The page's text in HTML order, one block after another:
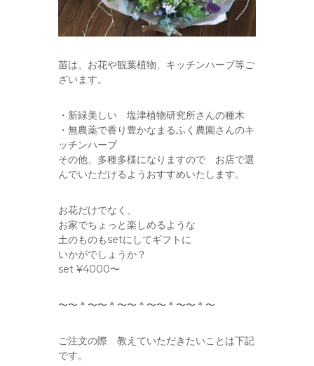
苗は、お花や観葉植物、キッチンハーブ等ご
ざいます。
・新緑美しい 塩津植物研究所さんの種木
・無農薬で香り豊かなまるふく農園さんのキ
ッチンハーブ
その他、多種多様になりますので お店で選
んでいただけるようおすすめいたします。
お花だけでなく、
お家でちょっと楽しめるような
土のものもsetにしてギフトに
いかがでしょうか？
set ¥4000〜
〜〜＊〜〜＊〜〜＊〜〜＊〜〜＊〜
ご注文の際 教えていただきたいことは下記
です。